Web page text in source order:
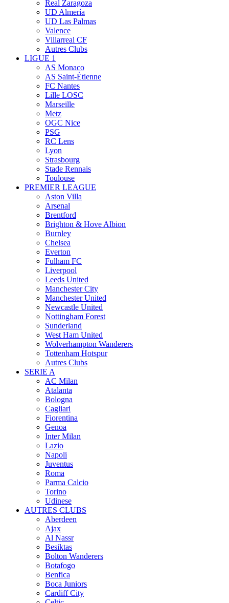
Real Zaragoza
UD Almería
UD Las Palmas
Valence
Villarreal CF
Autres Clubs
LIGUE 1
AS Monaco
AS Saint-Étienne
FC Nantes
Lille LOSC
Marseille
Metz
OGC Nice
PSG
RC Lens
Lyon
Strasbourg
Stade Rennais
Toulouse
PREMIER LEAGUE
Aston Villa
Arsenal
Brentford
Brighton & Hove Albion
Burnley
Chelsea
Everton
Fulham FC
Liverpool
Leeds United
Manchester City
Manchester United
Newcastle United
Nottingham Forest
Sunderland
West Ham United
Wolverhampton Wanderers
Tottenham Hotspur
Autres Clubs
SERIE A
AC Milan
Atalanta
Bologna
Cagliari
Fiorentina
Genoa
Inter Milan
Lazio
Napoli
Juventus
Roma
Parma Calcio
Torino
Udinese
AUTRES CLUBS
Aberdeen
Ajax
Al Nassr
Besiktas
Bolton Wanderers
Botafogo
Benfica
Boca Juniors
Cardiff City